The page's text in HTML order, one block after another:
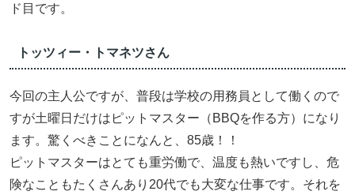
ド目です。
トッツィー・トマネツさん
今回の主人公ですが、普段は学校の用務員として働くので
すが土曜日だけはピットマスター（BBQを作る方）になり
ます。驚くべきことになんと、85歳！！
ピットマスターはとても重労働で、温度も熱いですし、危
険なこともたくさんあり20代でも大変な仕事です。それを